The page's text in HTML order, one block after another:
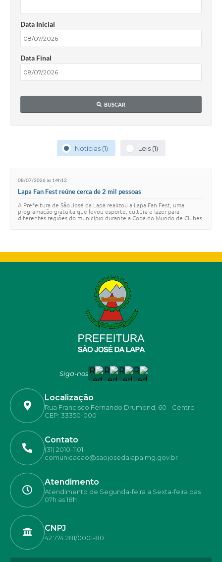
Data Inicial
Data Final
BUSCAR
Notícias (1) Leis (1)
08/07/2026 às 14h12
Lapa Fan Fest reúne cerca de 2 mil pessoas
A Prefeitura de São José da Lapa realizou a Lapa Fan Fest, uma
programação gratuita que levou esporte, cultura e lazer para
diferentes regiões do município durante a Copa do Mundo de Clubes
Siga-nos
Localização
Rua Francisco Fernando Drumond, 60 - Centro
CEP: 33350-000
Contato
(31) 2010-1101
comunicacao@saojosedalapa.mg.gov.br
Atendimento
Atendimento de Segunda-feira a Sexta-feira das
07h as 18h
CNPJ
42.774.281/0001-80